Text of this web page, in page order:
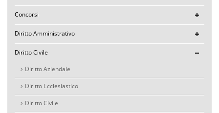
Concorsi
Diritto Amministrativo
Diritto Civile
Diritto Aziendale
Diritto Ecclesiastico
Diritto Civile